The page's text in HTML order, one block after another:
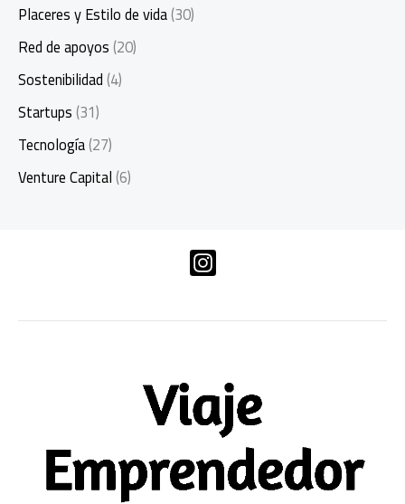
Placeres y Estilo de vida(30)
Red de apoyos(20)
Sostenibilidad(4)
Startups(31)
Tecnología(27)
Venture Capital(6)